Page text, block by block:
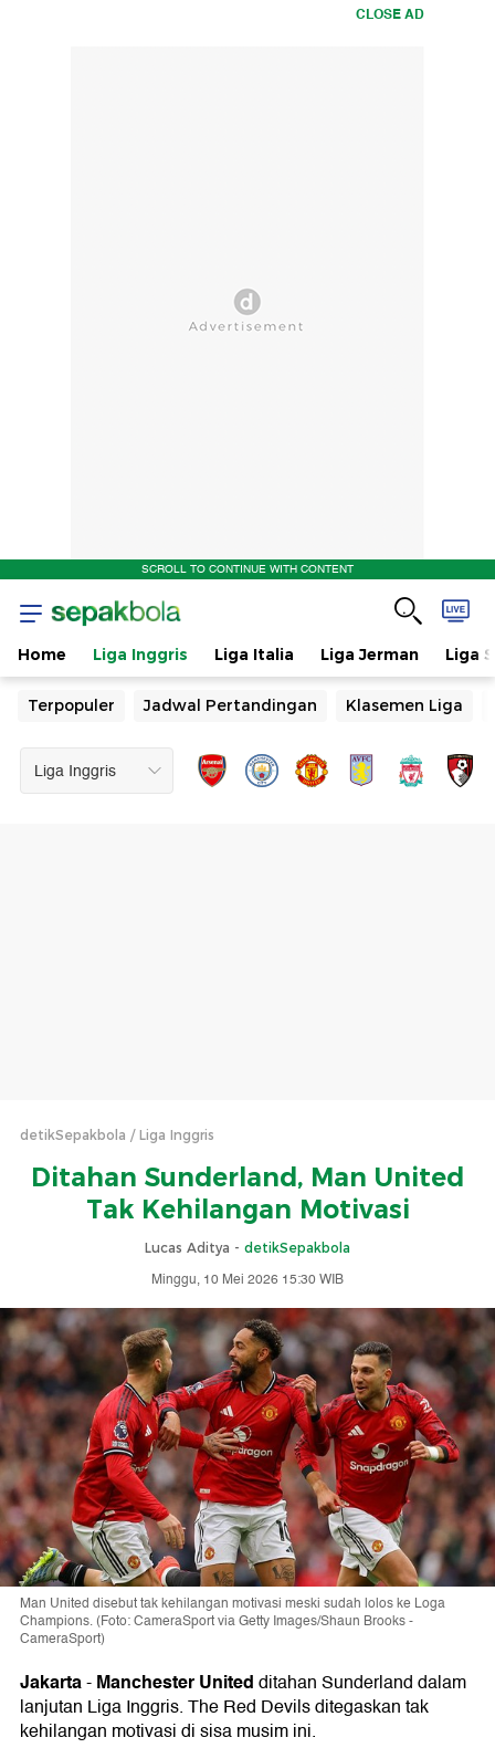
CLOSE AD
SCROLL TO CONTINUE WITH CONTENT
Home Liga Inggris Liga Italia Liga Jerman Liga
Terpopuler Jadwal Pertandingan Klasemen Liga
detikSepakbola Liga Inggris
Ditahan Sunderland, Man United
Tak Kehilangan Motivasi
Lucas Aditya - detikSepakbola
Minggu, 10 Mei 2026 15:30 WIB
Man United disebut tak kehilangan motivasi meski sudah lolos ke Loga
Champions. (Foto: CameraSport via Getty Images/Shaun Brooks -
CameraSport)
Jakarta-Manchester Unitedditahan Sunderland dalam
lanjutan Liga Inggris. The Red Devils ditegaskan tak
kehilangan motivasi di sisa musim ini.